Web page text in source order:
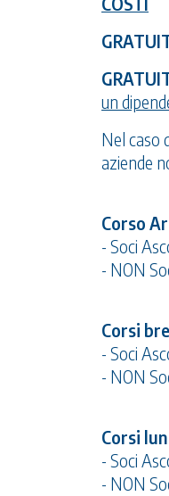
un
Nel caso
aziende
Corso
- Soci
- NON
Corsi
- Soci
- NON
Corsi
- Soci
- NON